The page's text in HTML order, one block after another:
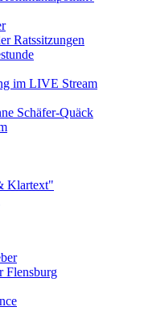
Ratssitzungen
im LIVE Stream
Schäfer-Quäck
Klartext"
Flensburg